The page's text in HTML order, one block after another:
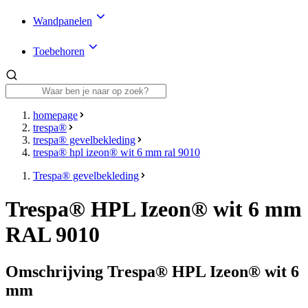
Wandpanelen
Toebehoren
homepage
trespa®
trespa® gevelbekleding
trespa® hpl izeon® wit 6 mm ral 9010
Trespa® gevelbekleding
Trespa® HPL Izeon® wit 6 mm
RAL 9010
Omschrijving Trespa® HPL Izeon® wit 6
mm